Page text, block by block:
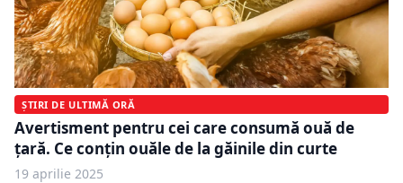
ȘTIRI DE ULTIMĂ ORĂ
Avertisment pentru cei care consumă ouă de
țară. Ce conțin ouăle de la găinile din curte
19 aprilie 2025